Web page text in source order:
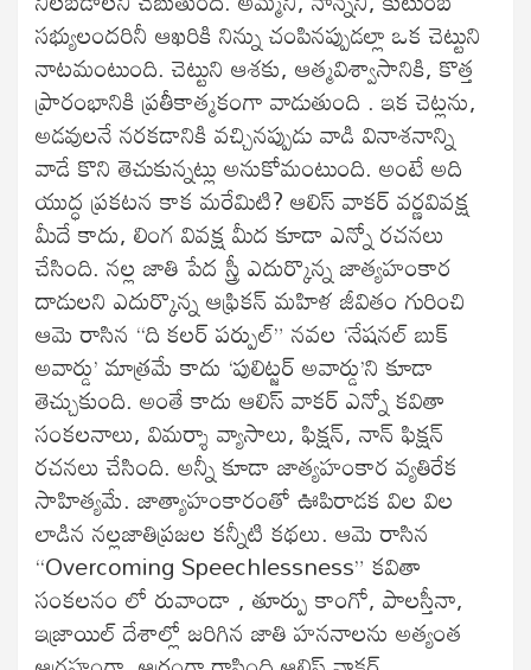
సభ్యులందరినీ ఆఖరికి నిన్ను చంపినప్పుడల్లా ఒక చెట్టుని
నాటమంటుంది. చెట్టుని ఆశకు, ఆత్మవిశ్వాసానికి, కొత్త
ప్రారంభానికి ప్రతీకాత్మకంగా వాడుతుంది . ఇక చెట్లను,
అడవులనే నరకడానికి వచ్చినప్పుడు వాడి వినాశనాన్ని
వాడే కొని తెచుకున్నట్లు అనుకోమంటుంది. అంటే అది
యుద్ధ ప్రకటన కాక మరేమిటి? ఆలిస్ వాకర్ వర్ణవివక్ష
మీదే కాదు, లింగ వివక్ష మీద కూడా ఎన్నో రచనలు
చేసింది. నల్ల జాతి పేద స్త్రీ ఎదుర్కొన్న జాత్యహంకార
దాడులని ఎదుర్కొన్న ఆఫ్రికన్ మహిళ జీవితం గురించి
ఆమె రాసిన “ది కలర్ పర్పుల్” నవల ‘నేషనల్ బుక్
అవార్డు’ మాత్రమే కాదు ‘పులిట్జర్ అవార్డు’ని కూడా
తెచ్చుకుంది. అంతే కాదు ఆలిస్ వాకర్ ఎన్నో కవితా
సంకలనాలు, విమర్శా వ్యాసాలు, ఫిక్షన్, నాన్ ఫిక్షన్
రచనలు చేసింది. అన్నీ కూడా జాత్యహంకార వ్యతిరేక
సాహిత్యమే. జాత్యాహంకారంతో ఊపిరాడక విల విల
లాడిన నల్లజాతిప్రజల కన్నీటి కథలు. ఆమె రాసిన
“Overcoming Speechlessness” కవితా
సంకలనం లో రువాండా , తూర్పు కాంగో, పాలస్తీనా,
ఇజ్రాయిల్ దేశాల్లో జరిగిన జాతి హననాలను అత్యంత